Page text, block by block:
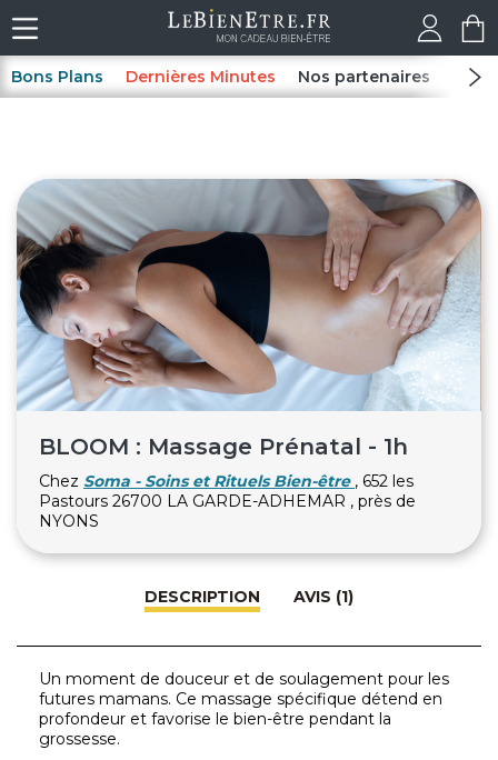
Bons Plans Dernières Minutes Nos partenaires Spas
BLOOM : Massage Prénatal - 1h
Chez Soma - Soins et Rituels Bien-être , 652 les
Pastours 26700 LA GARDE-ADHEMAR , près de
NYONS
DESCRIPTION AVIS (1)
Un moment de douceur et de soulagement pour les
futures mamans. Ce massage spécifique détend en
profondeur et favorise le bien-être pendant la
grossesse.